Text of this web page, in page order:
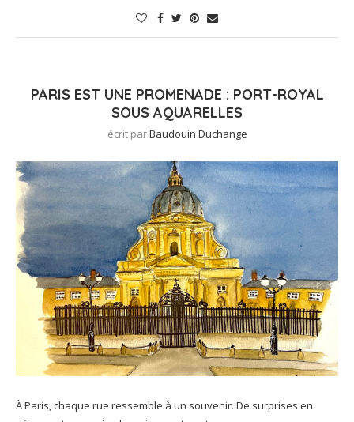
PARIS EST UNE PROMENADE : PORT-ROYAL
SOUS AQUARELLES
écrit parBaudouin Duchange
À Paris, chaque rue ressemble à un souvenir. De surprises en